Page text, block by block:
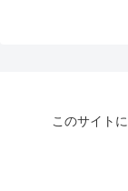
このサイト